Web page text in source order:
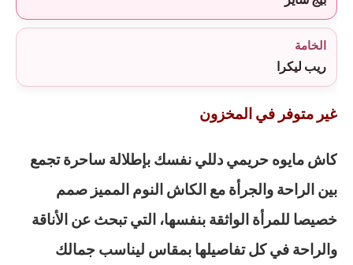
الخامة
ريب ليكرا
غير متوفر في المخزون
كاش مايوه حريمي دللي نفسك بإطلالة ساحرة تجمع
بين الراحة والجرأة مع الكاش النوم المميز صمم
خصيصا للمرأة الواثقة بنفسها، التي تبحث عن الأناقة
والراحة في كل تفاصيلها بمقاس ليناسب جمالك